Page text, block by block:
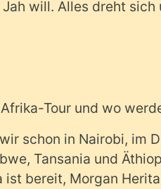
will. Alles dreht sich
Tour und wo
schon in Nairobi, im
Tansania und
bereit, Morgan